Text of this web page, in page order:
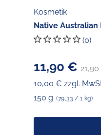
Kosmetik
Native Australian
(0)
11,90 €
10,00 € zzgl.
150 g (79,33 / 1 kg)